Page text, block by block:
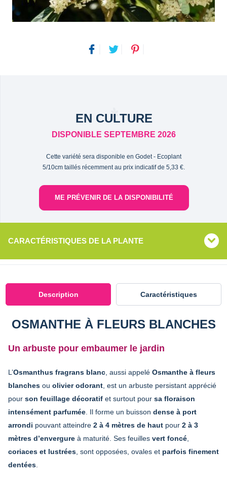
EN CULTURE
DISPONIBLE SEPTEMBRE 2026
Cette variété sera disponible en Godet - Ecoplant
5/10cm taillés récemment au prix indicatif de 5,33 €.
ME PRÉVENIR DE LA DISPONIBILITÉ
CARACTÉRISTIQUES DE LA PLANTE
Description Caractéristiques
OSMANTHE À FLEURS BLANCHES
Un arbuste pour embaumer le jardin
L’Osmanthus fragrans blanc , aussi appelé Osmanthe à fleurs
blanches ou olivier odorant , est un arbuste persistant apprécié
pour son feuillage décoratif et surtout pour sa floraison
intensément parfumée . Il forme un buisson dense à port
arrondi pouvant atteindre 2 à 4 mètres de haut pour 2 à 3
mètres d’envergure à maturité. Ses feuilles vert foncé
coriaces et lustrées , sont opposées, ovales et parfois finement
dentées